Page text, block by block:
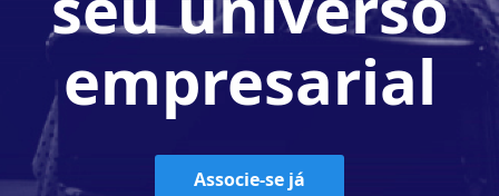
empresarial
Associe-se já